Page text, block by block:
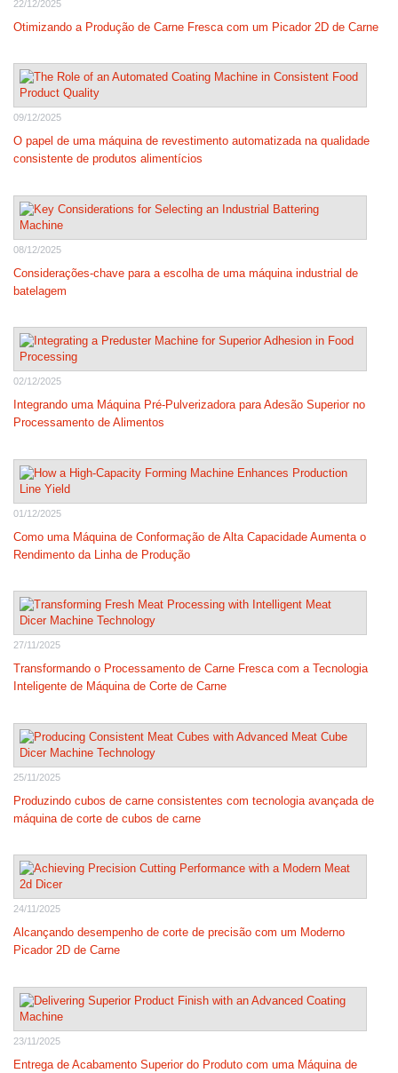
22/12/2025
Otimizando a Produção de Carne Fresca com um Picador 2D de Carne
09/12/2025
O papel de uma máquina de revestimento automatizada na qualidade
consistente de produtos alimentícios
08/12/2025
Considerações-chave para a escolha de uma máquina industrial de
batelagem
02/12/2025
Integrando uma Máquina Pré-Pulverizadora para Adesão Superior no
Processamento de Alimentos
01/12/2025
Como uma Máquina de Conformação de Alta Capacidade Aumenta o
Rendimento da Linha de Produção
27/11/2025
Transformando o Processamento de Carne Fresca com a Tecnologia
Inteligente de Máquina de Corte de Carne
25/11/2025
Produzindo cubos de carne consistentes com tecnologia avançada de
máquina de corte de cubos de carne
24/11/2025
Alcançando desempenho de corte de precisão com um Moderno
Picador 2D de Carne
23/11/2025
Entrega de Acabamento Superior do Produto com uma Máquina de